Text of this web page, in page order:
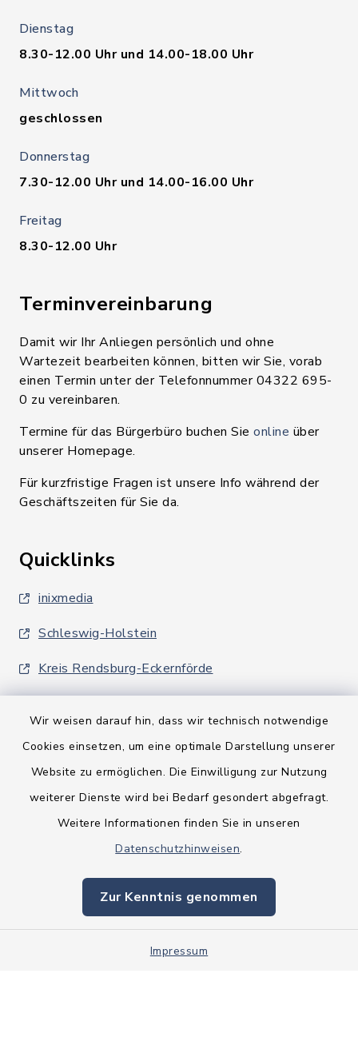
Wir weisen darauf hin, dass wir technisch notwendige
Cookies einsetzen, um eine optimale Darstellung unserer
Website zu ermöglichen. Die Einwilligung zur Nutzung
weiterer Dienste wird bei Bedarf gesondert abgefragt.
Weitere Informationen finden Sie in unseren
Datenschutzhinweisen.
Zur Kenntnis genommen
Impressum
Dienstag
8.30-12.00 Uhr und 14.00-18.00 Uhr
Mittwoch
geschlossen
Donnerstag
7.30-12.00 Uhr und 14.00-16.00 Uhr
Freitag
8.30-12.00 Uhr
Terminvereinbarung
Damit wir Ihr Anliegen persönlich und ohne
Wartezeit bearbeiten können, bitten wir Sie, vorab
einen Termin unter der Telefonnummer 04322 695-
0 zu vereinbaren.
Termine für das Bürgerbüro buchen Sie online über
unserer Homepage.
Für kurzfristige Fragen ist unsere Info während der
Geschäftszeiten für Sie da.
Quicklinks
inixmedia
Schleswig-Holstein
Kreis Rendsburg-Eckernförde
Barrierefreiheit
Impressum
Sitemap